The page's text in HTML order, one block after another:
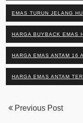
EMAS TURUN JELANG
HARGA BUYBACK EMAS
HARGA EMAS ANTAM 16
HARGA EMAS ANTAM
Previous Post